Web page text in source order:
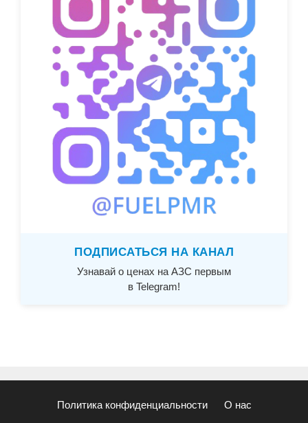
ПОДПИСАТЬСЯ НА КАНАЛ
Узнавай о ценах на АЗС первым
в Telegram!
Политика конфиденциальности О нас